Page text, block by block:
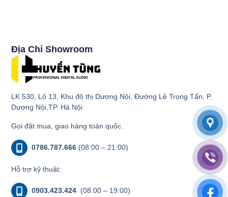
Địa Chỉ Showroom
LK 530, Lô 13, Khu đô thị Dương Nội, Đường Lê Trọng Tấn, P.
Dương Nội,TP. Hà Nội
Gọi đặt mua, giao hàng toàn quốc.
0786.787.666 (08:00 – 21:00)
Hỗ trợ kỹ thuật:
0903.423.424 (08:00 – 19:00)